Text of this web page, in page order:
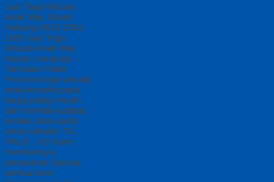
Jual Toga Wisuda
Anak Way Kanan
Hubungi 0812-2282-
1060 Jual Toga
Wisuda Anak Way
Kanan Lampung –
Temukan Paket
Promosi toga wisuda
anak komplet pada
harga paling murah
dan memiliki kualitas
terbaik, kami kasih
untuk sekolah TK,
PAUD , SD Kami
memberinya
penawaran Special
semua level